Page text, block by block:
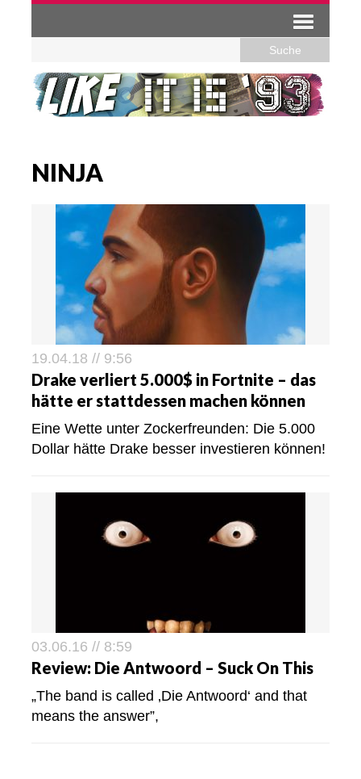
NINJA
19.04.18 // 9:56
Drake verliert 5.000$ in Fortnite – das
hätte er stattdessen machen können
Eine Wette unter Zockerfreunden: Die 5.000
Dollar hätte Drake besser investieren können!
03.06.16 // 8:59
Review: Die Antwoord – Suck On This
„The band is called ‚Die Antwoord‘ and that
means the answer”,